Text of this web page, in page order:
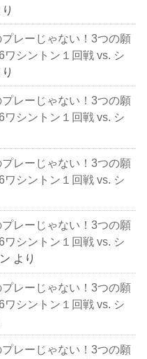
り
プレーじゃない！3つの願
シントン１回戦 vs. シ
プレーじゃない！3つの願
シントン１回戦 vs. シ
プレーじゃない！3つの願
シントン１回戦 vs. シ
プレーじゃない！3つの願
シントン１回戦 vs. シ
より
プレーじゃない！3つの願
シントン１回戦 vs. シ
プレーじゃない！3つの願